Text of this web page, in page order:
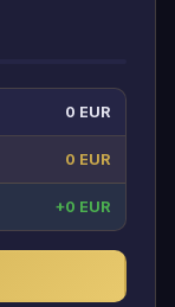
0 EUR
0 EUR
+0 EUR